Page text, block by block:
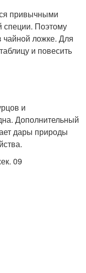
привычными
специи. Поэтому
чайной ложке. Для
и повесить
и
Дополнительный
дары природы